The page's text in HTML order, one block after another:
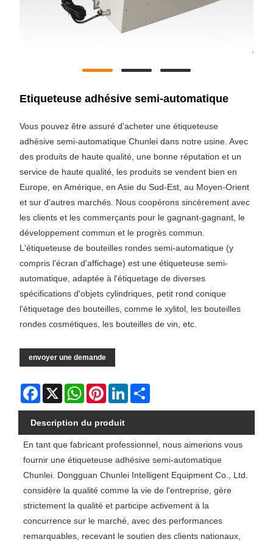
Etiqueteuse adhésive semi-automatique
Vous pouvez être assuré d'acheter une étiqueteuse
adhésive semi-automatique Chunlei dans notre usine. Avec
des produits de haute qualité, une bonne réputation et un
service de haute qualité, les produits se vendent bien en
Europe, en Amérique, en Asie du Sud-Est, au Moyen-Orient
et sur d'autres marchés. Nous coopérons sincèrement avec
les clients et les commerçants pour le gagnant-gagnant, le
développement commun et le progrès commun.
L'étiqueteuse de bouteilles rondes semi-automatique (y
compris l'écran d'affichage) est une étiqueteuse semi-
automatique, adaptée à l'étiquetage de diverses
spécifications d'objets cylindriques, petit rond conique
l'étiquetage des bouteilles, comme le xylitol, les bouteilles
rondes cosmétiques, les bouteilles de vin, etc.
envoyer une demande
Facebook
X WhatsAppPinterestLinkedIn
Description du produit
En tant que fabricant professionnel, nous aimerions vous
fournir une étiqueteuse adhésive semi-automatique
Chunlei. Dongguan Chunlei Intelligent Equipment Co., Ltd.
considère la qualité comme la vie de l'entreprise, gère
strictement la qualité et participe activement à la
concurrence sur le marché, avec des performances
remarquables, recevant le soutien des clients nationaux,